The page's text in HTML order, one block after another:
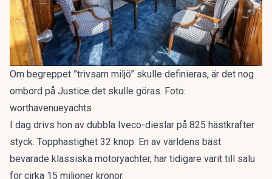
Om begreppet ”trivsam miljö” skulle definieras, är det nog
ombord på Justice det skulle göras. Foto:
worthavenueyachts
I dag drivs hon av dubbla Iveco-dieslar på 825 hästkrafter
styck. Topphastighet 32 knop. En av världens bäst
bevarade klassiska motoryachter, har tidigare varit till salu
för cirka 15 miljoner kronor.